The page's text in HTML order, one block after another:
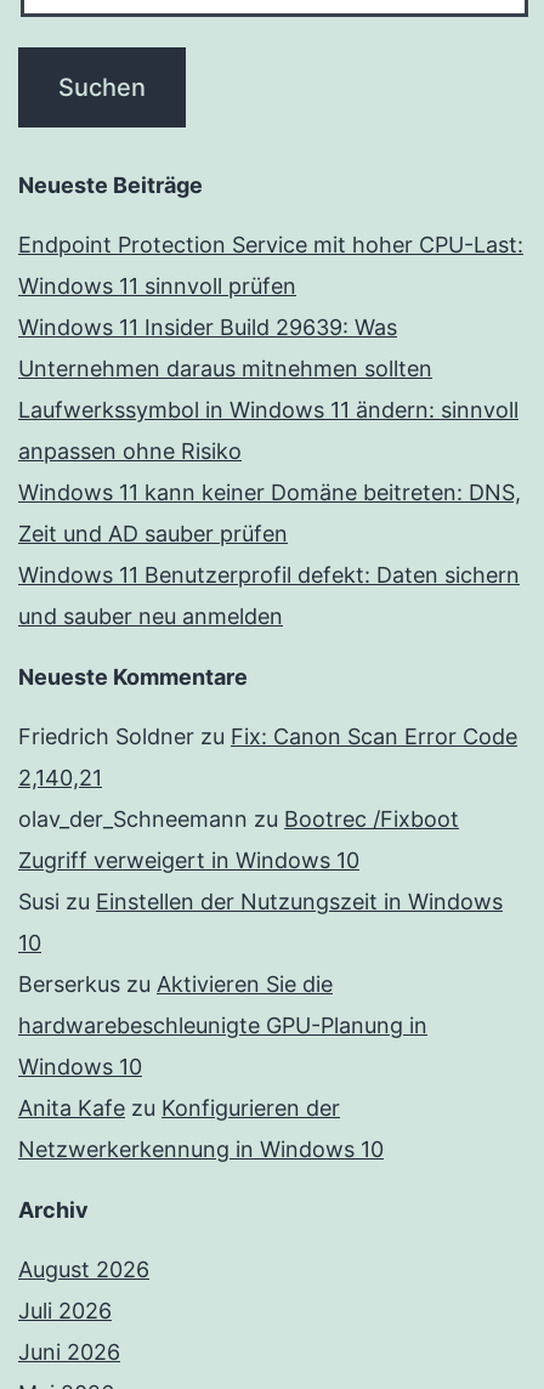
Neueste Beiträge
Endpoint Protection Service mit hoher CPU-Last:
Windows 11 sinnvoll prüfen
Windows 11 Insider Build 29639: Was
Unternehmen daraus mitnehmen sollten
Laufwerkssymbol in Windows 11 ändern: sinnvoll
anpassen ohne Risiko
Windows 11 kann keiner Domäne beitreten: DNS,
Zeit und AD sauber prüfen
Windows 11 Benutzerprofil defekt: Daten sichern
und sauber neu anmelden
Neueste Kommentare
Friedrich Soldner zu Fix: Canon Scan Error Code
2,140,21
olav_der_Schneemann zu Bootrec /Fixboot
Zugriff verweigert in Windows 10
Susi zu Einstellen der Nutzungszeit in Windows
10
Berserkus zu Aktivieren Sie die
hardwarebeschleunigte GPU-Planung in
Windows 10
Anita Kafe zu Konfigurieren der
Netzwerkerkennung in Windows 10
Archiv
August 2026
Juli 2026
Juni 2026